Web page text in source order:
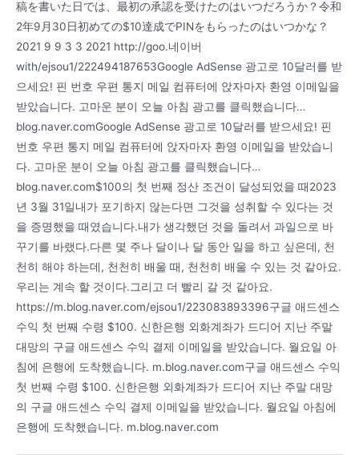
稿を書いた日では、最初の承認を受けたのはいつだろうか？令和
2年9月30日初めての$10達成でPINをもらったのはいつかな？
2021 9 9 3 3 2021 http://goo.네이버
with/ejsou1/222494187653Google AdSense 광고로 10달러를 받
으세요! 핀 번호 우편 통지 메일 컴퓨터에 앉자마자 환영 이메일을
받았습니다. 고마운 분이 오늘 아침 광고를 클릭했습니다…
blog.naver.comGoogle AdSense 광고로 10달러를 받으세요! 핀
번호 우편 통지 메일 컴퓨터에 앉자마자 환영 이메일을 받았습니
다. 고마운 분이 오늘 아침 광고를 클릭했습니다…
blog.naver.com$100의 첫 번째 정산 조건이 달성되었을 때2023
년 3월 31일내가 포기하지 않는다면 그것을 성취할 수 있다는 것
을 증명했을 때였습니다.내가 생각했던 것을 돌려서 과일으로 바
꾸기를 바랬다.다른 몇 주나 달이나 달 동안 일을 하고 싶은데, 천
천히 해야 하는데, 천천히 배울 때, 천천히 배울 수 있는 것 같아요.
우리는 계속 할 것이다.그리고 더 빨리 갈 것 같아요.
https://m.blog.naver.com/ejsou1/223083893396구글 애드센스
수익 첫 번째 수령 $100. 신한은행 외화계좌가 드디어 지난 주말
대망의 구글 애드센스 수익 결제 이메일을 받았습니다. 월요일 아
침에 은행에 도착했습니다. m.blog.naver.com구글 애드센스 수익
첫 번째 수령 $100. 신한은행 외화계좌가 드디어 지난 주말 대망
의 구글 애드센스 수익 결제 이메일을 받았습니다. 월요일 아침에
은행에 도착했습니다. m.blog.naver.com